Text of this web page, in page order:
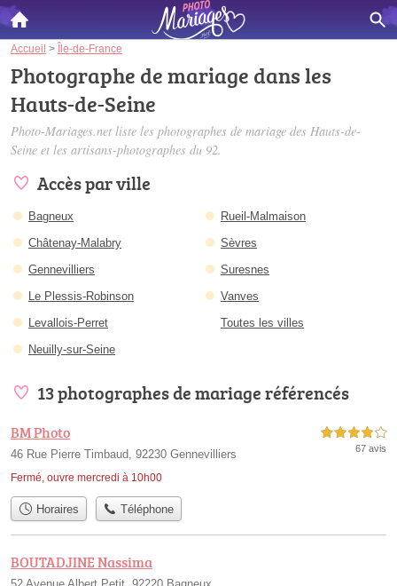
Accueil > Île-de-France
Photographe de mariage dans les
Hauts-de-Seine
Photo-Mariages.net liste les photographes de mariage des Hauts-de-
Seine et les artisans-photographes du 92.
Accès par ville
Bagneux
Châtenay-Malabry
Gennevilliers
Le Plessis-Robinson
Levallois-Perret
Neuilly-sur-Seine
Rueil-Malmaison
Sèvres
Suresnes
Vanves
Toutes les villes
13 photographes de mariage référencés
BM Photo
46 Rue Pierre Timbaud, 92230 Gennevilliers
Fermé, ouvre mercredi à 10h00
4,0 étoiles sur 5
67 avis
Horaires Téléphone
BOUTADJINE Nassima